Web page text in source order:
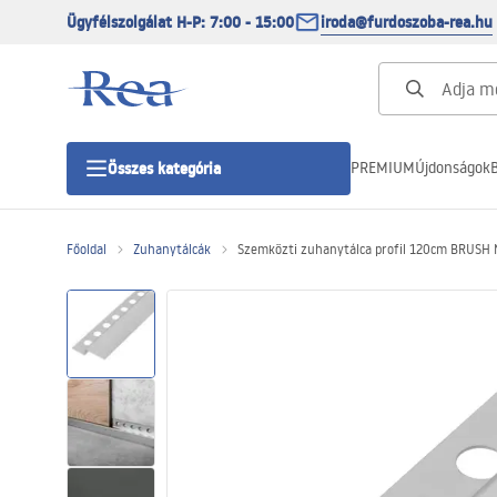
Ügyfélszolgálat H-P: 7:00 - 15:00 iroda@furdoszoba-rea.hu
Összes kategória
Zuhanyajtó
Zuhanytálcák
Zuhanylefolyók
PREMIUMÚjdonságok
Főoldal Zuhanytálcák Szemközti zuhanytálca profil 120cm BRUSH